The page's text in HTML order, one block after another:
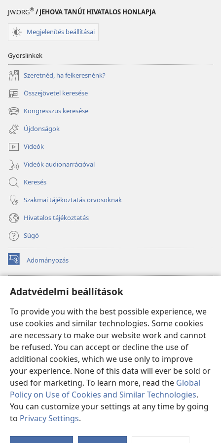
Adatvédelmi beállítások
To provide you with the best possible experience, we
use cookies and similar technologies. Some cookies
are necessary to make our website work and cannot
be refused. You can accept or decline the use of
additional cookies, which we use only to improve
your experience. None of this data will ever be sold or
used for marketing. To learn more, read the Global
Policy on Use of Cookies and Similar Technologies.
You can customize your settings at any time by going
to Privacy Settings.
JW.ORG® / JEHOVA TANÚI HIVATALOS HONLAPJA
Megjelenítés beállításai
Gyorslinkek
Szeretnéd, ha felkeresnénk?
Összejövetel keresése
(opens
new
window)
Kongresszus keresése
(opens
new
window)
Újdonságok
Videók
Videók audionarrációval
Keresés
Szakmai tájékoztatás orvosoknak
Hivatalos tájékoztatás
Súgó
Adományozás
(opens
new
Őrtorony ONLINE KÖNYVTÁR
(opens
window)JW Hub
(opens
new
window)JW Library
Watchtower Library
Copyright© 2026 Watch Tower Bible and Tract Society of Pennsylvania.
FELHASZNÁLÁSI FELTÉTELEK
ADATVÉDELMI BEÁLLÍTÁSOK